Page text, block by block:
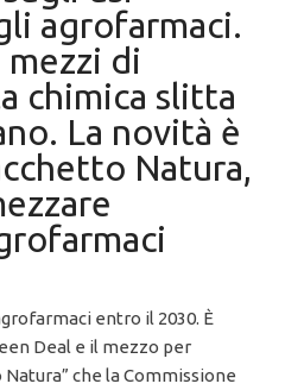
agrofarmaci.
mezzi di
chimica slitta
La novità è
Natura,
entro il 2030. È
Deal e il mezzo per
che la Commissione